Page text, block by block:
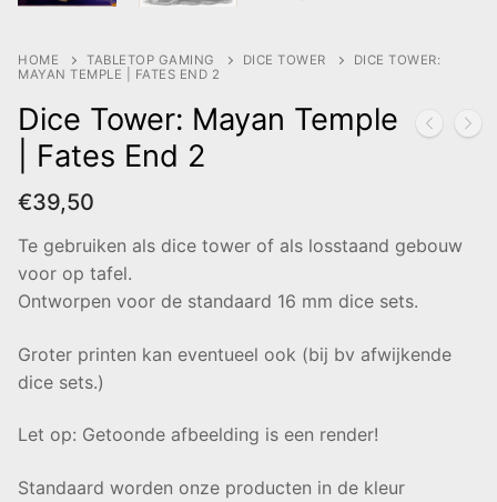
HOME TABLETOP GAMING DICE TOWER
DICE TOWER:
MAYAN TEMPLE | FATES END 2
Dice Tower: Mayan Temple
| Fates End 2
€39,50
Te gebruiken als dice tower of als losstaand gebouw
voor op tafel.
Ontworpen voor de standaard 16 mm dice sets.
Groter printen kan eventueel ook (bij bv afwijkende
dice sets.)
Let op: Getoonde afbeelding is een render!
Standaard worden onze producten in de kleur